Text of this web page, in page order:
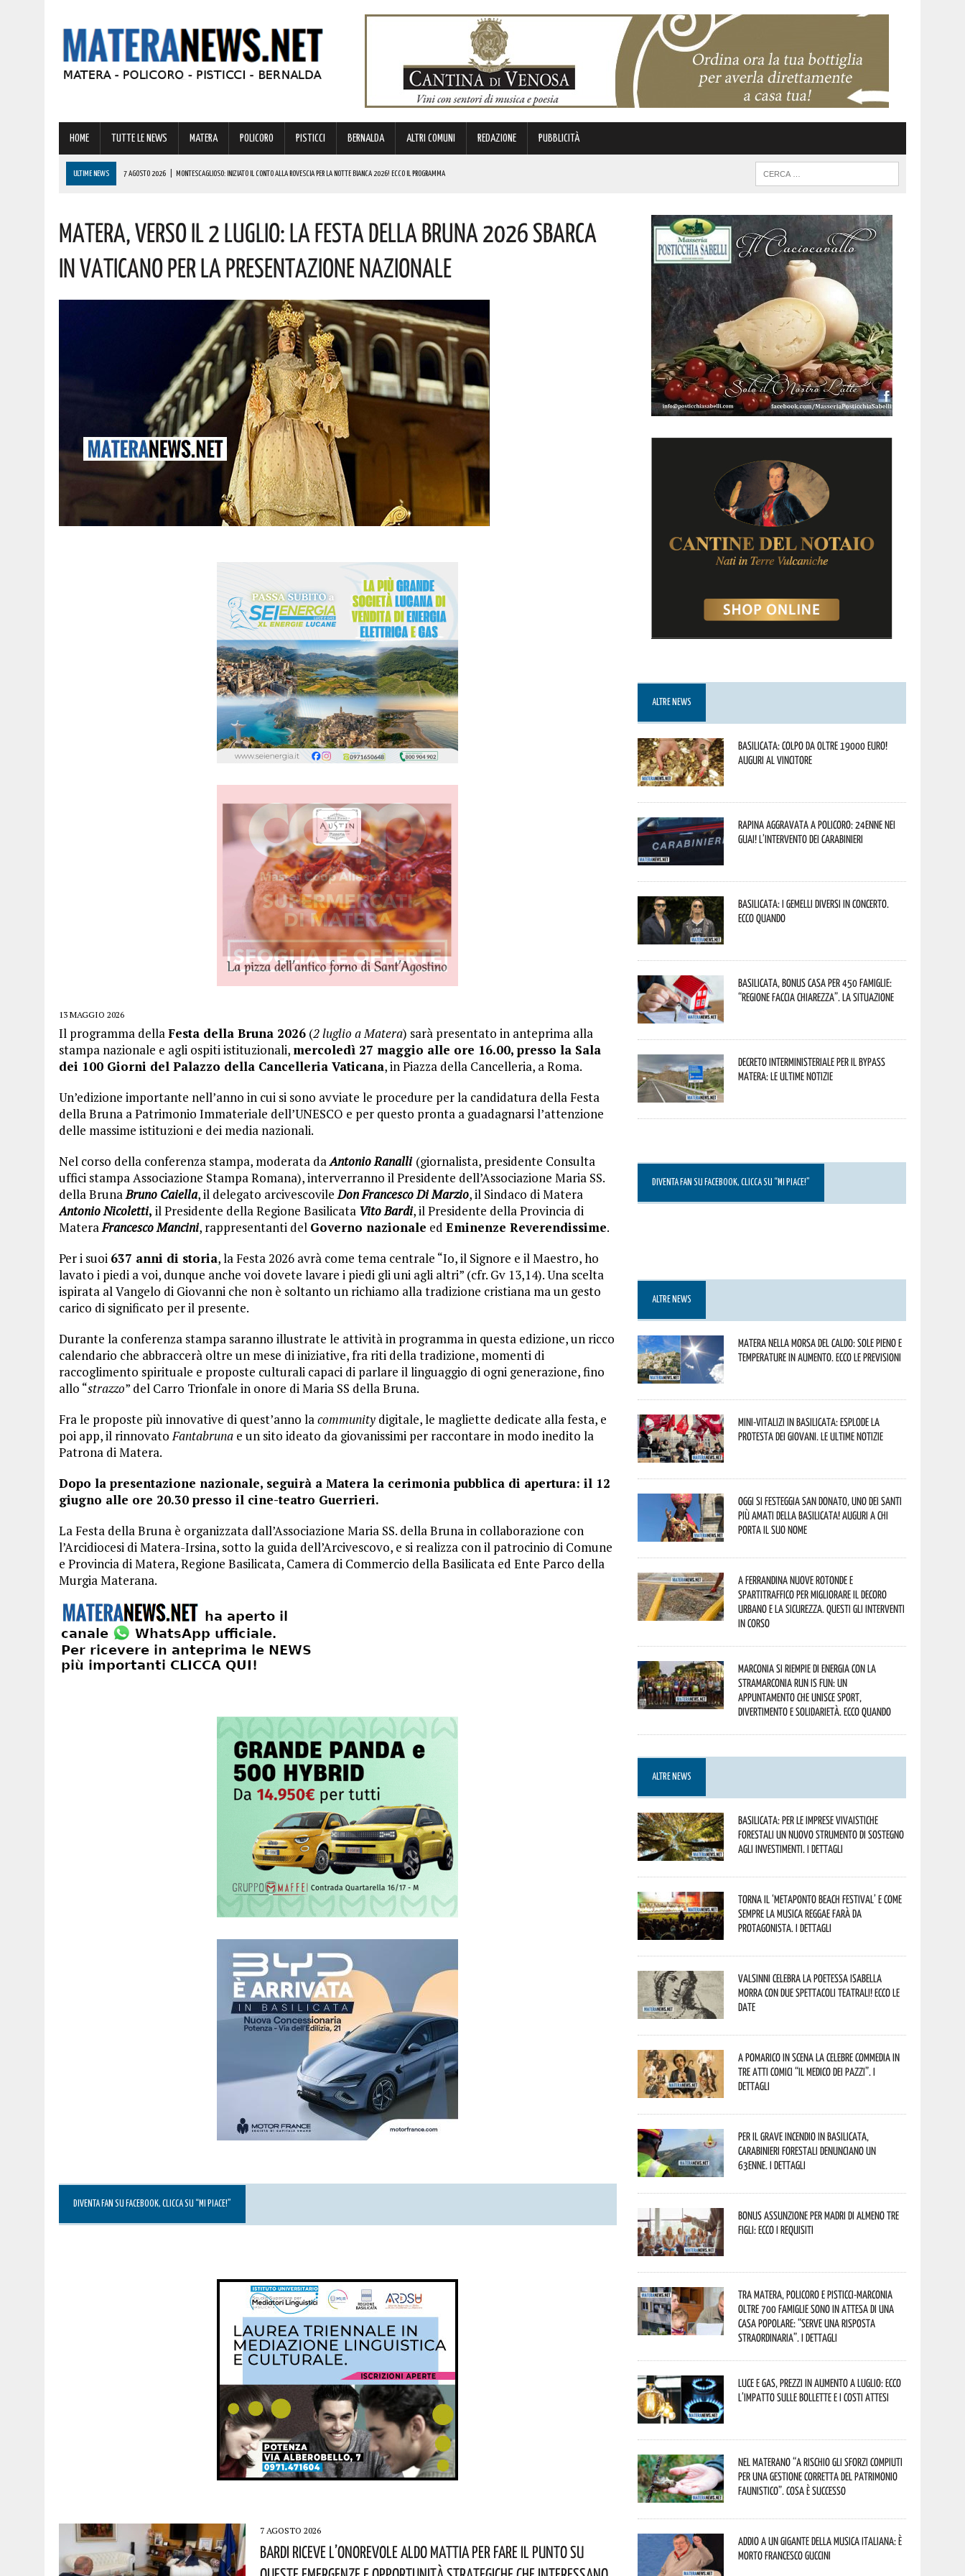
HOME TUTTE LE NEWS MATERA POLICORO PISTICCI BERNALDA ALTRI COMUNI REDAZIONE PUBBLICITÀ
ULTIME NEWS 7 AGOSTO 2026 MONTESCAGLIOSO: INIZIATO IL CONTO ALLA ROVESCIA PER LA NOTTE BIANCA 2026! ECCO IL PROGRAMMA
7 AGOSTO 2026 STRADA STATALE 7: IN VISTA DELL’ESODO ESTIVO RIMOSSO IL SEMAFORO SU QUESTO TRATTO
7 AGOSTO 2026 | BARDI RICEVE L’ONOREVOLE ALDO MATTIA PER FARE IL PUNTO SU QUESTE EMERGENZE E OPPORTUNITÀ STRATEGICHE CHE INTERESSANO IL TERRITORIO LUCANO. I DETTAGLI
Matera, Verso Il 2 Luglio: La Festa Della Bruna 2026 Sbarca
In Vaticano Per La Presentazione Nazionale
13 MAGGIO 2026
Il programma dellaFesta della Bruna 2026 (2 luglio a Matera) sarà presentato in anteprima alla
stampa nazionale e agli ospiti istituzionali, mercoledì 27 maggio alle ore 16.00, presso la Sala
dei 100 Giorni del Palazzo della Cancelleria Vaticana, in Piazza della Cancelleria, a Roma.
Un’edizione importante nell’anno in cui si sono avviate le procedure per la candidatura della Festa
della Bruna a Patrimonio Immateriale dell’UNESCO e per questo pronta a guadagnarsi l’attenzione
delle massime istituzioni e dei media nazionali.
Nel corso della conferenza stampa, moderata daAntonio Ranalli (giornalista, presidente Consulta
uffici stampa Associazione Stampa Romana), interverranno il Presidente dell’Associazione Maria SS.
della BrunaBruno Caiella, il delegato arcivescovileDon Francesco Di Marzio, il Sindaco di Matera
Antonio Nicoletti, il Presidente della Regione Basilicata Vito Bardi, il Presidente della Provincia di
MateraFrancesco Mancini, rappresentanti del Governo nazionale ed Eminenze Reverendissime.
Per i suoi 637 anni di storia, la Festa 2026 avrà come tema centrale “Io, il Signore e il Maestro, ho
lavato i piedi a voi, dunque anche voi dovete lavare i piedi gli uni agli altri” (cfr. Gv 13,14). Una scelta
ispirata al Vangelo di Giovanni che non è soltanto un richiamo alla tradizione cristiana ma un gesto
carico di significato per il presente.
Durante la conferenza stampa saranno illustrate le attività in programma in questa edizione, un ricco
calendario che abbraccerà oltre un mese di iniziative, fra riti della tradizione, momenti di
raccoglimento spirituale e proposte culturali capaci di parlare il linguaggio di ogni generazione, fino
allo “strazzo” del Carro Trionfale in onore di Maria SS della Bruna.
Fra le proposte più innovative di quest’anno lacommunity digitale, le magliette dedicate alla festa, e
poi app, il rinnovatoFantabruna e un sito ideato da giovanissimi per raccontare in modo inedito la
Patrona di Matera.
Dopo la presentazione nazionale, seguirà a Matera la cerimonia pubblica di apertura: il 12
giugno alle ore 20.30 presso il cine-teatro Guerrieri.
La Festa della Bruna è organizzata dall’Associazione Maria SS. della Bruna in collaborazione con
l’Arcidiocesi di Matera-Irsina, sotto la guida dell’Arcivescovo, e si realizza con il patrocinio di Comune
e Provincia di Matera, Regione Basilicata, Camera di Commercio della Basilicata ed Ente Parco della
Murgia Materana.
DIVENTA FAN SU FACEBOOK, CLICCA SU “MI PIACE!”
7 AGOSTO 2026
Bardi Riceve L’onorevole Aldo Mattia Per Fare Il Punto Su
ALTRE NEWS
Basilicata: colpo da oltre 19000 Euro!
Auguri al vincitore
Rapina aggravata a Policoro: 24enne nei
guai! L’intervento dei Carabinieri
Basilicata: i Gemelli DiVersi in concerto.
Ecco quando
Basilicata, Bonus casa per 450 famiglie:
“Regione faccia chiarezza”. La situazione
Decreto interministeriale per il Bypass
Matera: le ultime notizie
DIVENTA FAN SU FACEBOOK, CLICCA SU “MI PIACE!”
ALTRE NEWS
Matera nella morsa del caldo: sole pieno e
temperature in aumento. Ecco le previsioni
Mini-vitalizi in Basilicata: esplode la
protesta dei giovani. Le ultime notizie
Oggi si festeggia San Donato, uno dei Santi
più amati della Basilicata! Auguri a chi
porta il suo nome
A Ferrandina nuove rotonde e
spartitraffico per migliorare il decoro
urbano e la sicurezza. Questi gli interventi
in corso
Marconia si riempie di energia con la
StraMarconia Run is Fun: un
appuntamento che unisce sport,
divertimento e solidarietà. Ecco quando
ALTRE NEWS
Basilicata: per le imprese vivaistiche
forestali un nuovo strumento di sostegno
agli investimenti. I dettagli
Torna il ‘Metaponto beach festival’ e come
sempre la musica reggae farà da
protagonista. I dettagli
Valsinni celebra la poetessa Isabella
Morra con due spettacoli teatrali! Ecco le
date
A Pomarico in scena la celebre commedia in
tre atti comici “Il medico dei pazzi”. I
dettagli
Per il grave incendio in Basilicata,
Carabinieri forestali denunciano un
63enne. I dettagli
Bonus assunzione per madri di almeno tre
figli: ecco i requisiti
Tra Matera, Policoro e Pisticci-Marconia
oltre 700 famiglie sono in attesa di una
casa popolare: “serve una risposta
straordinaria”. I dettagli
Luce e gas, prezzi in aumento a luglio: ecco
l’impatto sulle bollette e i costi attesi
Nel materano “a rischio gli sforzi compiuti
per una gestione corretta del patrimonio
faunistico”. Cosa è successo
Addio a un gigante della musica italiana: è
morto Francesco Guccini